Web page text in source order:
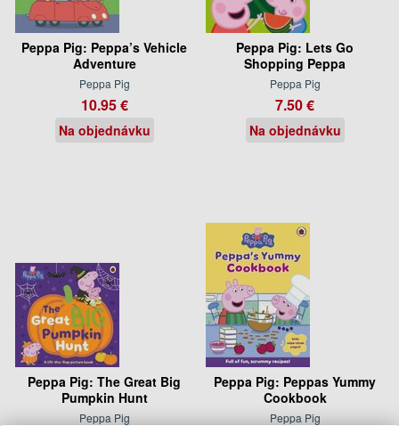
Peppa Pig: Peppa’s Vehicle
Adventure
Peppa Pig
10.95 €
Na objednávku
Peppa Pig: Lets Go
Shopping Peppa
Peppa Pig
7.50 €
Na objednávku
Peppa Pig: The Great Big
Pumpkin Hunt
Peppa Pig
Peppa Pig: Peppas Yummy
Cookbook
Peppa Pig